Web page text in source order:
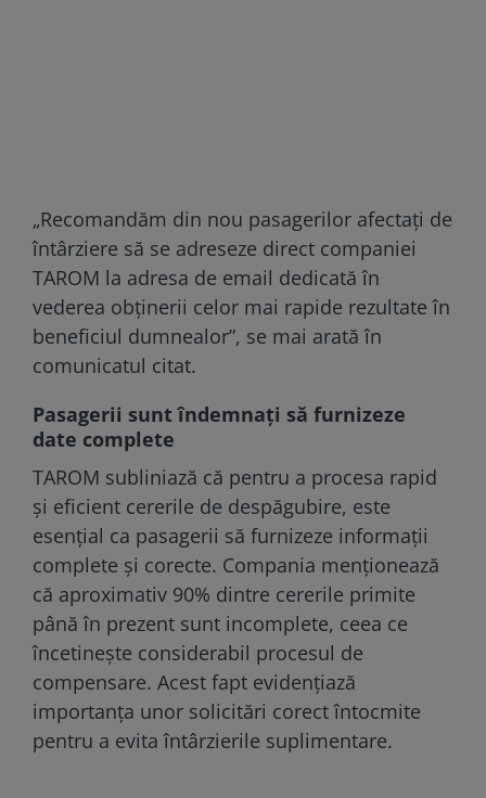
„Recomandăm din nou pasagerilor afectaţi de
întârziere să se adreseze direct companiei
TAROM la adresa de email dedicată în
vederea obţinerii celor mai rapide rezultate în
beneficiul dumnealor”, se mai arată în
comunicatul citat.
Pasagerii sunt îndemnați să furnizeze
date complete
TAROM subliniază că pentru a procesa rapid
și eficient cererile de despăgubire, este
esențial ca pasagerii să furnizeze informații
complete și corecte. Compania menționează
că aproximativ 90% dintre cererile primite
până în prezent sunt incomplete, ceea ce
încetinește considerabil procesul de
compensare. Acest fapt evidențiază
importanța unor solicitări corect întocmite
pentru a evita întârzierile suplimentare.